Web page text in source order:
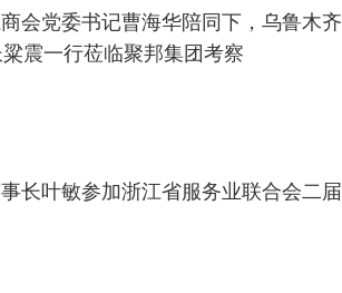
会党委书记曹海华陪同下，乌鲁木齐
震一行莅临聚邦集团考察
长叶敏参加浙江省服务业联合会二届